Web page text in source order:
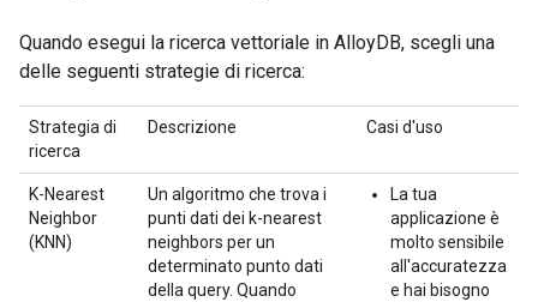
Quando esegui la ricerca vettoriale in AlloyDB, scegli una
delle seguenti strategie di ricerca:
Strategia di
ricerca
Descrizione Casi d'uso
K-Nearest
Neighbor
(KNN)
Un algoritmo che trova i
punti dati dei k-nearest
neighbors per un
determinato punto dati
della query. Quando
La tua
applicazione è
molto sensibile
all'accuratezza
e hai bisogno